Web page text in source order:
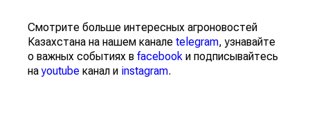
Смотрите больше интересных агроновостей
Казахстана на нашем канале telegram, узнавайте
о важных событиях в facebook и подписывайтесь
наyoutube канал и instagram.